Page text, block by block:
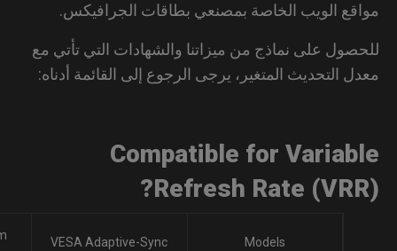
الويب الخاصة بمصنعي بطاقات الجرافيكس.
على نماذج من ميزاتنا والشهادات التي تأتي مع
التحديث المتغير، يرجى الرجوع إلى القائمة أدناه:
Compatible for
Refresh Rate
Models
VESA Adaptive-Sync